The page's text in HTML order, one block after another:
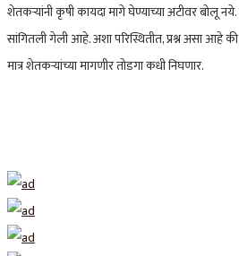
शेतकर्‍यांनी कृषी कायदा मागे घेण्याच्या अटीवर बोलू
सांगितली गेली आहे. अशा परिस्थितीत, प्रश्न असा आहे
मात्र शेतकऱ्यांच्या मागणीर तोडगा कधी निघणार.